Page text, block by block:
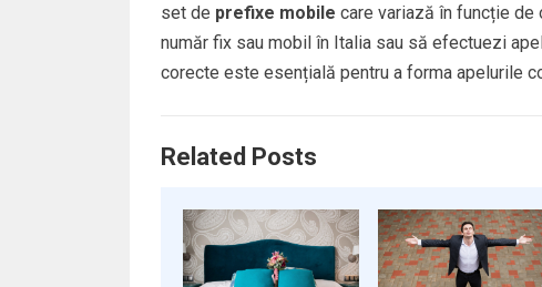
set de prefixe mobile care variază în funcție
număr fix sau mobil în Italia sau să efectuezi
corecte este esențială pentru a forma apelurile
Related Posts